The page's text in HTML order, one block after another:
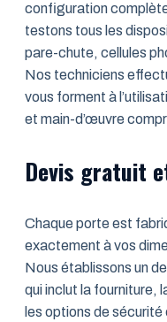
configuration
testons tous les
pare-chute, cellules
Nos techniciens
vous forment à
et main-d’œuvre
Devis gratuit
Chaque porte est
exactement à vos
Nous établissons un
qui inclut la fourniture,
les options de